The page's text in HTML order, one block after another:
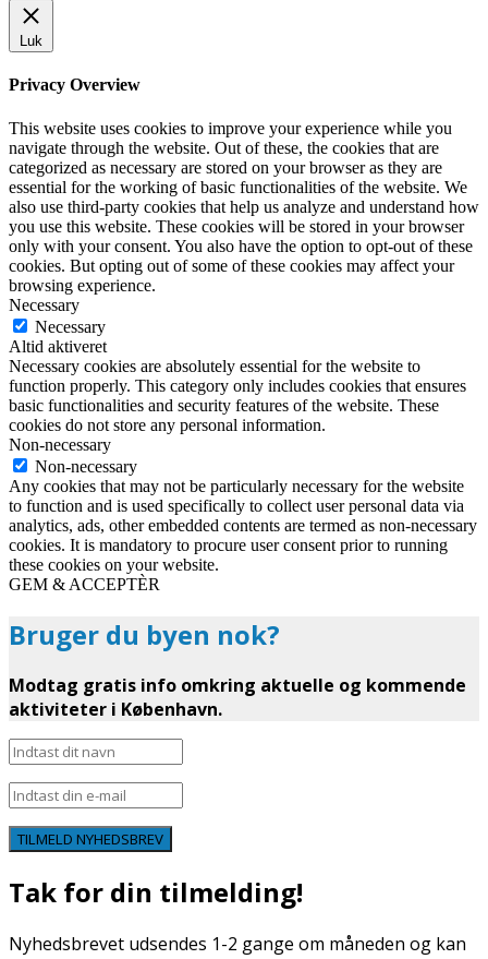
Luk
Privacy Overview
This website uses cookies to improve your experience while you
navigate through the website. Out of these, the cookies that are
categorized as necessary are stored on your browser as they are
essential for the working of basic functionalities of the website. We
also use third-party cookies that help us analyze and understand how
you use this website. These cookies will be stored in your browser
only with your consent. You also have the option to opt-out of these
cookies. But opting out of some of these cookies may affect your
browsing experience.
Necessary
Necessary
Altid aktiveret
Necessary cookies are absolutely essential for the website to
function properly. This category only includes cookies that ensures
basic functionalities and security features of the website. These
cookies do not store any personal information.
Non-necessary
Non-necessary
Any cookies that may not be particularly necessary for the website
to function and is used specifically to collect user personal data via
analytics, ads, other embedded contents are termed as non-necessary
cookies. It is mandatory to procure user consent prior to running
these cookies on your website.
GEM & ACCEPTÈR
Bruger du byen nok?
Modtag gratis info omkring aktuelle og kommende
aktiviteter i København.
TILMELD NYHEDSBREV
Tak for din tilmelding!
Nyhedsbrevet udsendes 1-2 gange om måneden og kan